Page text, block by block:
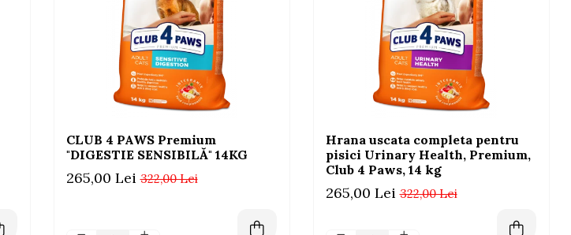
CLUB 4 PAWS Premium
"DIGESTIE SENSIBILĂ" 14KG
322,00 Lei
265,00 Lei
Hrana uscata completa pentru
pisici Urinary Health, Premium,
Club 4 Paws, 14 kg
322,00 Lei
265,00 Lei